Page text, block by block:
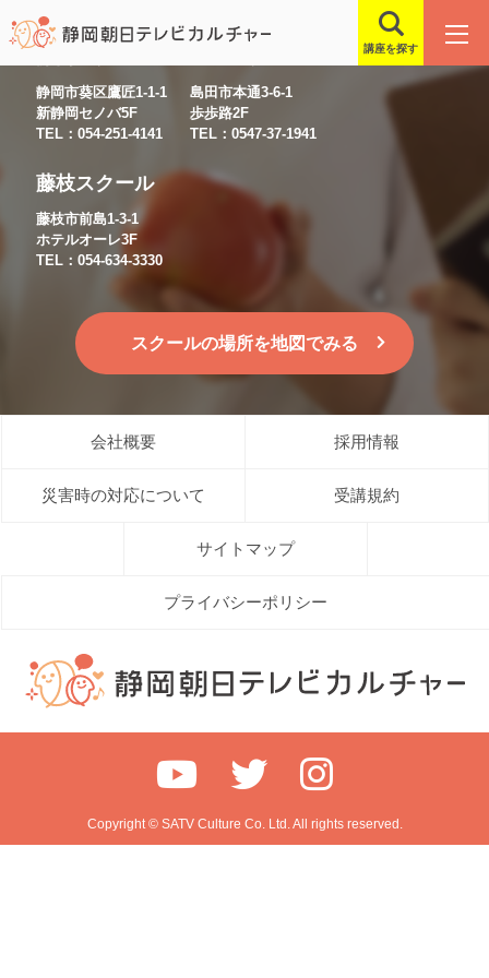
講座を探す
静岡市葵区鷹匠1-1-1
新静岡セノバ5F
TEL：054-251-4141
島田市本通3-6-1
歩歩路2F
TEL：0547-37-1941
藤枝スクール
藤枝市前島1-3-1
ホテルオーレ3F
TEL：054-634-3330
スクールの場所を地図でみる
会社概要 採用情報
災害時の対応について 受講規約
サイトマップ
プライバシーポリシー
Copyright © SATV Culture Co. Ltd. All rights reserved.